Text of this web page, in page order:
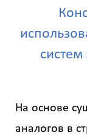
На основе
аналогов в